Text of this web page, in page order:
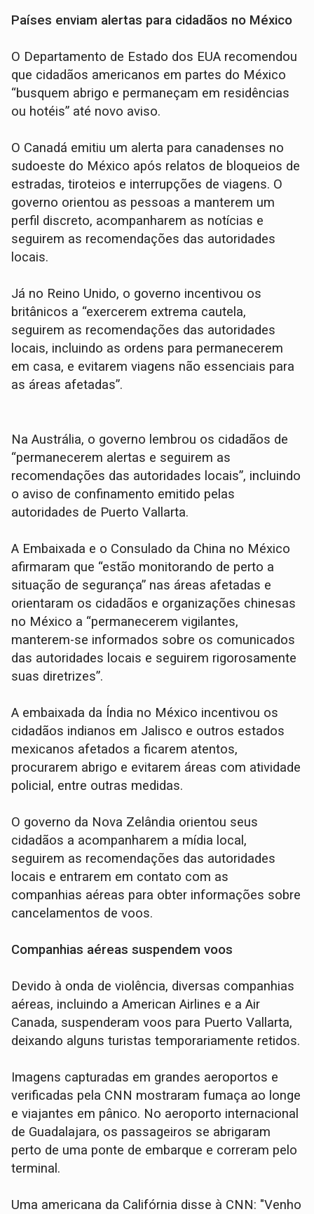
Países enviam alertas para cidadãos no México
O Departamento de Estado dos EUA recomendou
que cidadãos americanos em partes do México
“busquem abrigo e permaneçam em residências
ou hotéis” até novo aviso.
O Canadá emitiu um alerta para canadenses no
sudoeste do México após relatos de bloqueios de
estradas, tiroteios e interrupções de viagens. O
governo orientou as pessoas a manterem um
perfil discreto, acompanharem as notícias e
seguirem as recomendações das autoridades
locais.
Já no Reino Unido, o governo incentivou os
britânicos a “exercerem extrema cautela,
seguirem as recomendações das autoridades
locais, incluindo as ordens para permanecerem
em casa, e evitarem viagens não essenciais para
as áreas afetadas”.
Na Austrália, o governo lembrou os cidadãos de
“permanecerem alertas e seguirem as
recomendações das autoridades locais”, incluindo
o aviso de confinamento emitido pelas
autoridades de Puerto Vallarta.
A Embaixada e o Consulado da China no México
afirmaram que “estão monitorando de perto a
situação de segurança” nas áreas afetadas e
orientaram os cidadãos e organizações chinesas
no México a “permanecerem vigilantes,
manterem-se informados sobre os comunicados
das autoridades locais e seguirem rigorosamente
suas diretrizes”.
A embaixada da Índia no México incentivou os
cidadãos indianos em Jalisco e outros estados
mexicanos afetados a ficarem atentos,
procurarem abrigo e evitarem áreas com atividade
policial, entre outras medidas.
O governo da Nova Zelândia orientou seus
cidadãos a acompanharem a mídia local,
seguirem as recomendações das autoridades
locais e entrarem em contato com as
companhias aéreas para obter informações sobre
cancelamentos de voos.
Companhias aéreas suspendem voos
Devido à onda de violência, diversas companhias
aéreas, incluindo a American Airlines e a Air
Canada, suspenderam voos para Puerto Vallarta,
deixando alguns turistas temporariamente retidos.
Imagens capturadas em grandes aeroportos e
verificadas pela CNN mostraram fumaça ao longe
e viajantes em pânico. No aeroporto internacional
de Guadalajara, os passageiros se abrigaram
perto de uma ponte de embarque e correram pelo
terminal.
Uma americana da Califórnia disse à CNN: "Venho